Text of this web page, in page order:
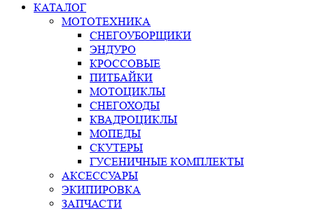
КАТАЛОГ
МОТОТЕХНИКА
СНЕГОУБОРЩИКИ
ЭНДУРО
КРОССОВЫЕ
ПИТБАЙКИ
МОТОЦИКЛЫ
СНЕГОХОДЫ
КВАДРОЦИКЛЫ
МОПЕДЫ
СКУТЕРЫ
ГУСЕНИЧНЫЕ КОМПЛЕКТЫ
АКСЕССУАРЫ
ЭКИПИРОВКА
ЗАПЧАСТИ